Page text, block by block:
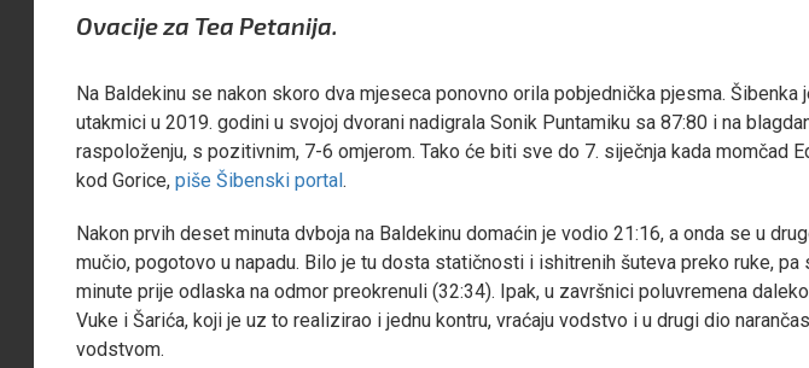
Ovacije za Tea Petanija.
Na Baldekinu se nakon skoro dva mjeseca ponovno orila pobjednička pjesma. Šibenka
utakmici u 2019. godini u svojoj dvorani nadigrala Sonik Puntamiku sa 87:80 i na
raspoloženju, s pozitivnim, 7-6 omjerom. Tako će biti sve do 7. siječnja kada momčad
kod Gorice,piše Šibenski portal.
Nakon prvih deset minuta dvboja na Baldekinu domaćin je vodio 21:16, a onda se u
mučio, pogotovo u napadu. Bilo je tu dosta statičnosti i ishitrenih šuteva preko ruke, pa
minute prije odlaska na odmor preokrenuli (32:34). Ipak, u završnici poluvremena
Vuke i Šarića, koji je uz to realizirao i jednu kontru, vraćaju vodstvo i u drugi dio
vodstvom.